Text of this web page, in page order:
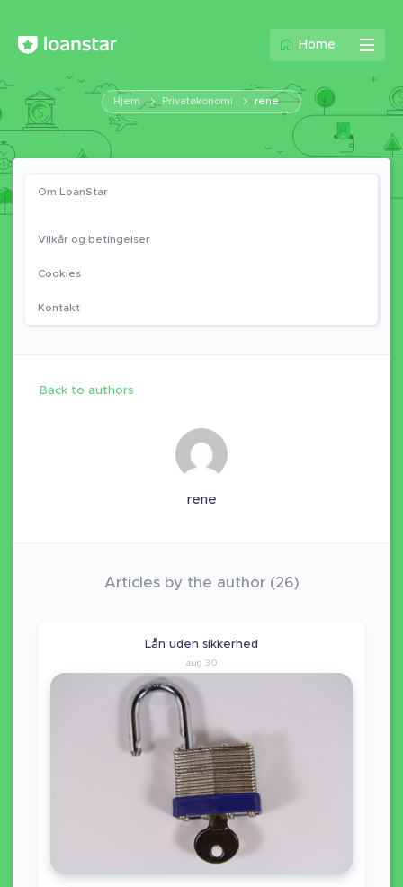
Home
Hjem Privatøkonomi rene
Om LoanStar
Vilkår og betingelser
Cookies
Kontakt
Back to authors
rene
Articles by the author (26)
Lån uden sikkerhed
aug 30